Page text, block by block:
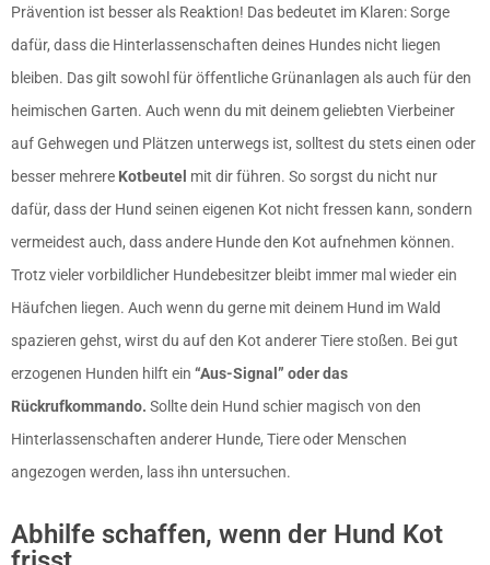
Prävention ist besser als Reaktion! Das bedeutet im Klaren: Sorge
dafür, dass die Hinterlassenschaften deines Hundes nicht liegen
bleiben. Das gilt sowohl für öffentliche Grünanlagen als auch für den
heimischen Garten. Auch wenn du mit deinem geliebten Vierbeiner
auf Gehwegen und Plätzen unterwegs ist, solltest du stets einen oder
besser mehrere Kotbeutel mit dir führen. So sorgst du nicht nur
dafür, dass der Hund seinen eigenen Kot nicht fressen kann, sondern
vermeidest auch, dass andere Hunde den Kot aufnehmen können.
Trotz vieler vorbildlicher Hundebesitzer bleibt immer mal wieder ein
Häufchen liegen. Auch wenn du gerne mit deinem Hund im Wald
spazieren gehst, wirst du auf den Kot anderer Tiere stoßen. Bei gut
erzogenen Hunden hilft ein “Aus-Signal” oder das
Rückrufkommando. Sollte dein Hund schier magisch von den
Hinterlassenschaften anderer Hunde, Tiere oder Menschen
angezogen werden, lass ihn untersuchen.
Abhilfe schaffen, wenn der Hund Kot